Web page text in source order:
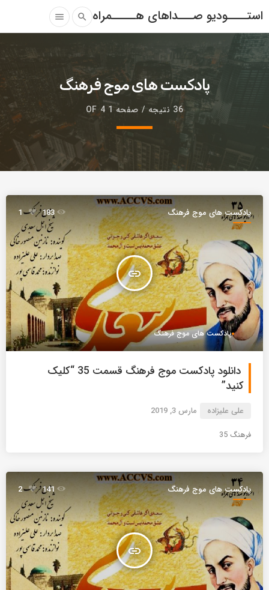
استــــودیو صـــداهای هـــــمراه search
menu
پادکست های موج فرهنگ
36 نتیجه / صفحه 1 OF 4
پادکست های موج فرهنگ
insert_link
183
1
پادکست های موج فرهنگ
دانلود پادکست موج فرهنگ قسمت 35 “کلیک
کنید”
علی علیزاده مارس 3, 2019
فرهنگ 35
پادکست های موج فرهنگ
insert_link
2